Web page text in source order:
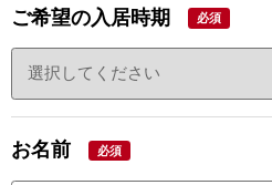
ご希望の入居時期 必須
お名前 必須